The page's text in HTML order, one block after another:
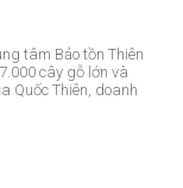
tâm Bảo tồn Thiên
cây gỗ lớn và
Quốc Thiên, doanh